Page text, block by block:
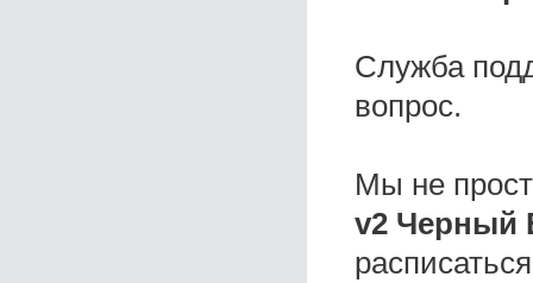
Служба
вопрос.
Мы не
v2 Черный